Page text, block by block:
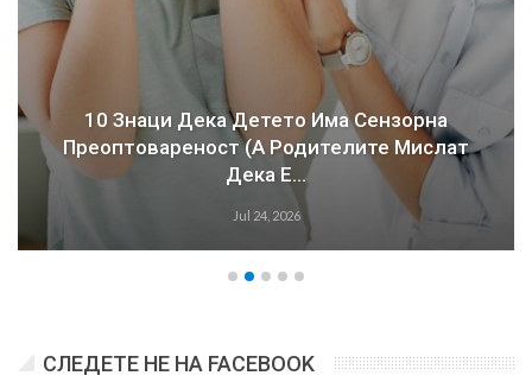
10 Знаци Дека Детето Има Сензорна
Преоптовареност (а Родителите Мислат
Дека Е…
Jul 24, 2026
СЛЕДЕТЕ НЕ НА FACEBOOK